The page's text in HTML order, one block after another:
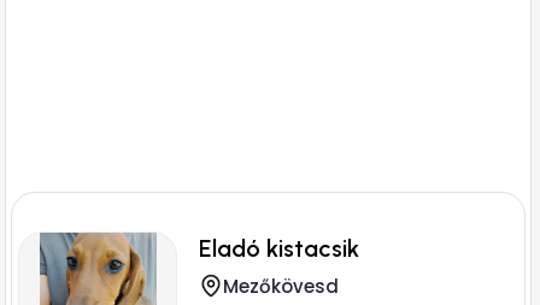
Eladó kistacsik
Mezőkövesd